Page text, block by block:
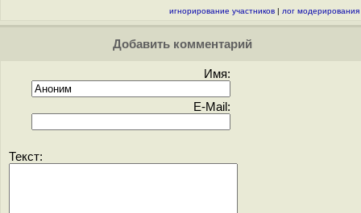
игнорирование участников | лог модерирования
Добавить комментарий
Имя:
E-Mail:
Текст: